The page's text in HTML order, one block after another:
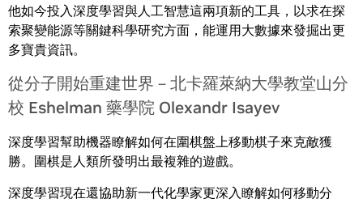
他如今投入深度學習與人工智慧這兩項新的工具，以求在探
索聚變能源等關鍵科學研究方面，能運用大數據來發掘出更
多寶貴資訊。
從分子開始重建世界－北卡羅萊納大學教堂山分
校 Eshelman 藥學院 Olexandr Isayev
深度學習幫助機器瞭解如何在圍棋盤上移動棋子來克敵獲
勝。圍棋是人類所發明出最複雜的遊戲。
深度學習現在還協助新一代化學家更深入瞭解如何移動分